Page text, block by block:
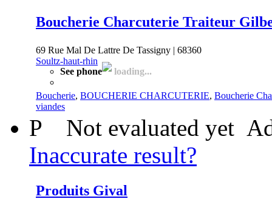
Boucherie Charcuterie Traiteur
69 Rue Mal De Lattre De Tassigny | 68360
Soultz-haut-rhin
See phone
loading...
Boucherie, BOUCHERIE CHARCUTERIE, Boucherie
viandes
P Not evaluated yet
Inaccurate result?
Produits Gival